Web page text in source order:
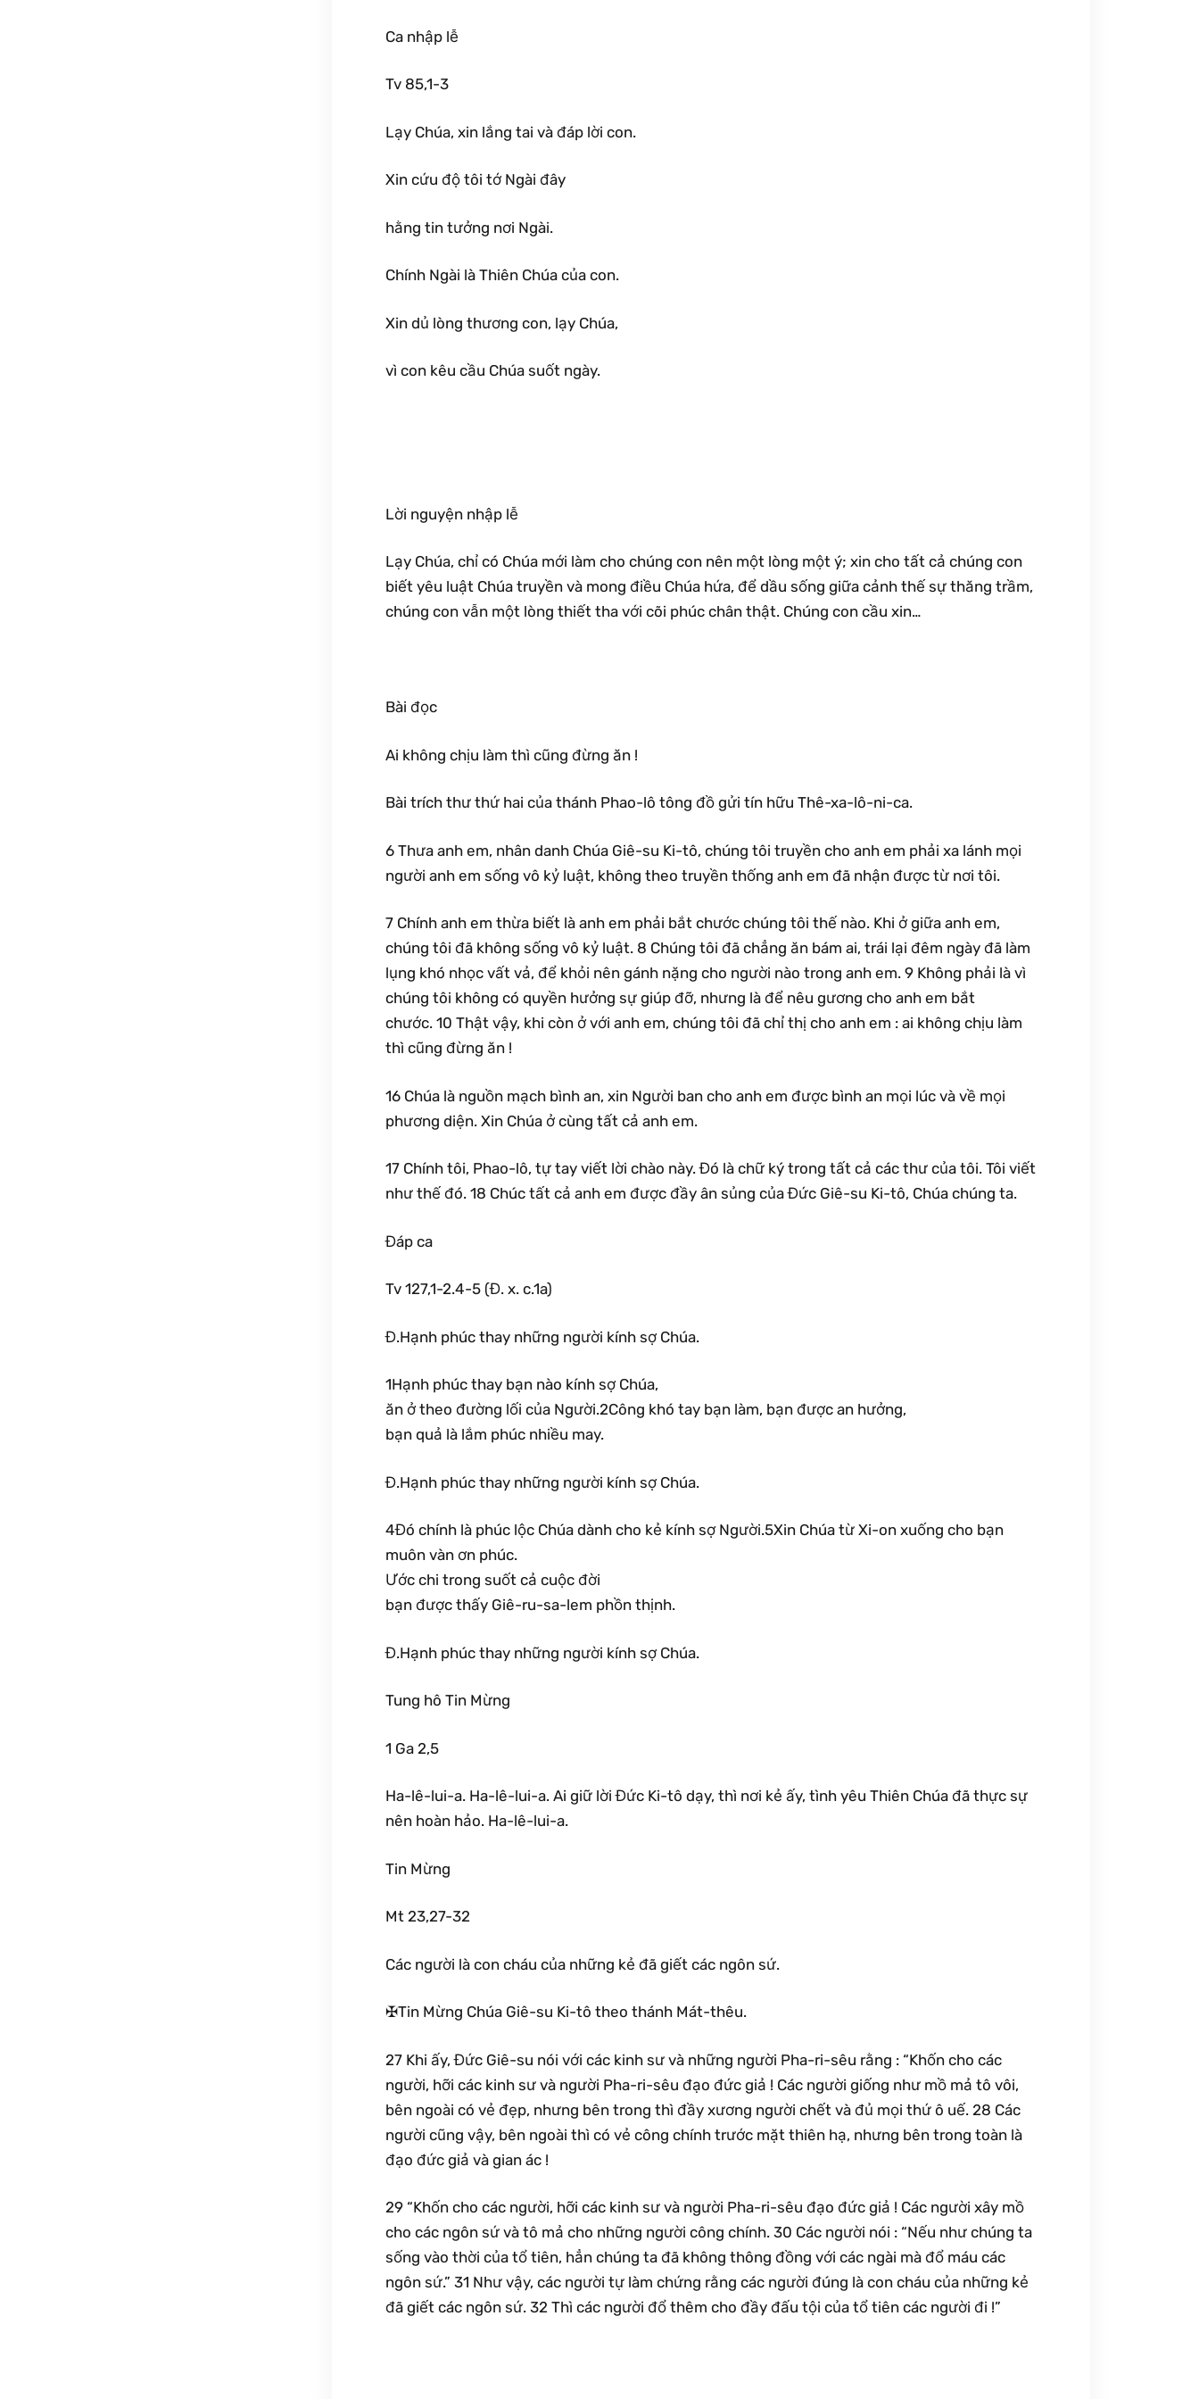
Ca nhập lễ
Tv 85,1-3
Lạy Chúa, xin lắng tai và đáp lời con.
Xin cứu độ tôi tớ Ngài đây
hằng tin tưởng nơi Ngài.
Chính Ngài là Thiên Chúa của con.
Xin dủ lòng thương con, lạy Chúa,
vì con kêu cầu Chúa suốt ngày.
Lời nguyện nhập lễ
Lạy Chúa, chỉ có Chúa mới làm cho chúng con nên một lòng một ý; xin cho tất cả chúng con
biết yêu luật Chúa truyền và mong điều Chúa hứa, để dầu sống giữa cảnh thế sự thăng trầm,
chúng con vẫn một lòng thiết tha với cõi phúc chân thật. Chúng con cầu xin…
Bài đọc
Ai không chịu làm thì cũng đừng ăn !
Bài trích thư thứ hai của thánh Phao-lô tông đồ gửi tín hữu Thê-xa-lô-ni-ca.
6 Thưa anh em, nhân danh Chúa Giê-su Ki-tô, chúng tôi truyền cho anh em phải xa lánh mọi
người anh em sống vô kỷ luật, không theo truyền thống anh em đã nhận được từ nơi tôi.
7 Chính anh em thừa biết là anh em phải bắt chước chúng tôi thế nào. Khi ở giữa anh em,
chúng tôi đã không sống vô kỷ luật. 8 Chúng tôi đã chẳng ăn bám ai, trái lại đêm ngày đã làm
lụng khó nhọc vất vả, để khỏi nên gánh nặng cho người nào trong anh em. 9 Không phải là vì
chúng tôi không có quyền hưởng sự giúp đỡ, nhưng là để nêu gương cho anh em bắt
chước. 10 Thật vậy, khi còn ở với anh em, chúng tôi đã chỉ thị cho anh em : ai không chịu làm
thì cũng đừng ăn !
16 Chúa là nguồn mạch bình an, xin Người ban cho anh em được bình an mọi lúc và về mọi
phương diện. Xin Chúa ở cùng tất cả anh em.
17 Chính tôi, Phao-lô, tự tay viết lời chào này. Đó là chữ ký trong tất cả các thư của tôi. Tôi viết
như thế đó. 18 Chúc tất cả anh em được đầy ân sủng của Đức Giê-su Ki-tô, Chúa chúng ta.
Đáp ca
Tv 127,1-2.4-5 (Đ. x. c.1a)
Đ.Hạnh phúc thay những người kính sợ Chúa.
1Hạnh phúc thay bạn nào kính sợ Chúa,
ăn ở theo đường lối của Người.2Công khó tay bạn làm, bạn được an hưởng,
bạn quả là lắm phúc nhiều may.
Đ.Hạnh phúc thay những người kính sợ Chúa.
4Đó chính là phúc lộc Chúa dành cho kẻ kính sợ Người.5Xin Chúa từ Xi-on xuống cho bạn
muôn vàn ơn phúc.
Ước chi trong suốt cả cuộc đời
bạn được thấy Giê-ru-sa-lem phồn thịnh.
Đ.Hạnh phúc thay những người kính sợ Chúa.
Tung hô Tin Mừng
1 Ga 2,5
Ha-lê-lui-a. Ha-lê-lui-a. Ai giữ lời Đức Ki-tô dạy, thì nơi kẻ ấy, tình yêu Thiên Chúa đã thực sự
nên hoàn hảo. Ha-lê-lui-a.
Tin Mừng
Mt 23,27-32
Các người là con cháu của những kẻ đã giết các ngôn sứ.
✠Tin Mừng Chúa Giê-su Ki-tô theo thánh Mát-thêu.
27 Khi ấy, Đức Giê-su nói với các kinh sư và những người Pha-ri-sêu rằng : “Khốn cho các
người, hỡi các kinh sư và người Pha-ri-sêu đạo đức giả ! Các người giống như mồ mả tô vôi,
bên ngoài có vẻ đẹp, nhưng bên trong thì đầy xương người chết và đủ mọi thứ ô uế. 28 Các
người cũng vậy, bên ngoài thì có vẻ công chính trước mặt thiên hạ, nhưng bên trong toàn là
đạo đức giả và gian ác !
29 “Khốn cho các người, hỡi các kinh sư và người Pha-ri-sêu đạo đức giả ! Các người xây mồ
cho các ngôn sứ và tô mả cho những người công chính. 30 Các người nói : “Nếu như chúng ta
sống vào thời của tổ tiên, hẳn chúng ta đã không thông đồng với các ngài mà đổ máu các
ngôn sứ.” 31 Như vậy, các người tự làm chứng rằng các người đúng là con cháu của những kẻ
đã giết các ngôn sứ. 32 Thì các người đổ thêm cho đầy đấu tội của tổ tiên các người đi !”